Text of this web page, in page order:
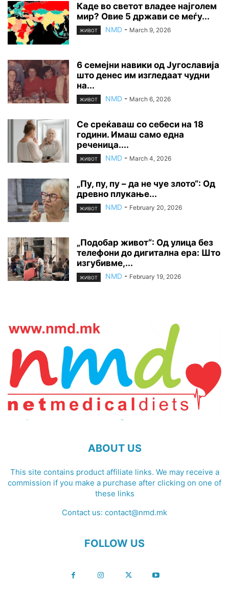
Каде во светот владее најголем
мир? Овие 5 држави се меѓу...
ЖИВОТ NMD - March 9, 2026
6 семејни навики од Југославија
што денес им изгледаат чудни
на...
ЖИВОТ NMD - March 6, 2026
Се среќаваш со себеси на 18
години. Имаш само една
реченица....
ЖИВОТ NMD - March 4, 2026
„Пу, пу, пу – да не чуе злото“: Од
древно плукање...
ЖИВОТ NMD - February 20, 2026
„Подобар живот“: Од улица без
телефони до дигитална ера: Што
изгубивме,...
ЖИВОТ NMD - February 19, 2026
ABOUT US
This site contains product affiliate links. We may receive a
commission if you make a purchase after clicking on one of
these links
Contact us: contact@nmd.mk
FOLLOW US